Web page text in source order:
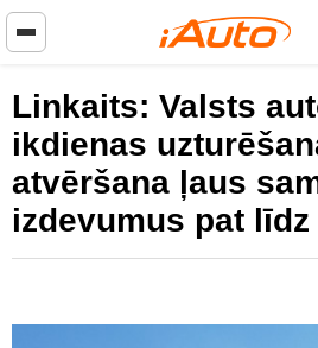
Linkaits: Valsts
ikdienas
atvēršana ļaus
izdevumus pat līdz